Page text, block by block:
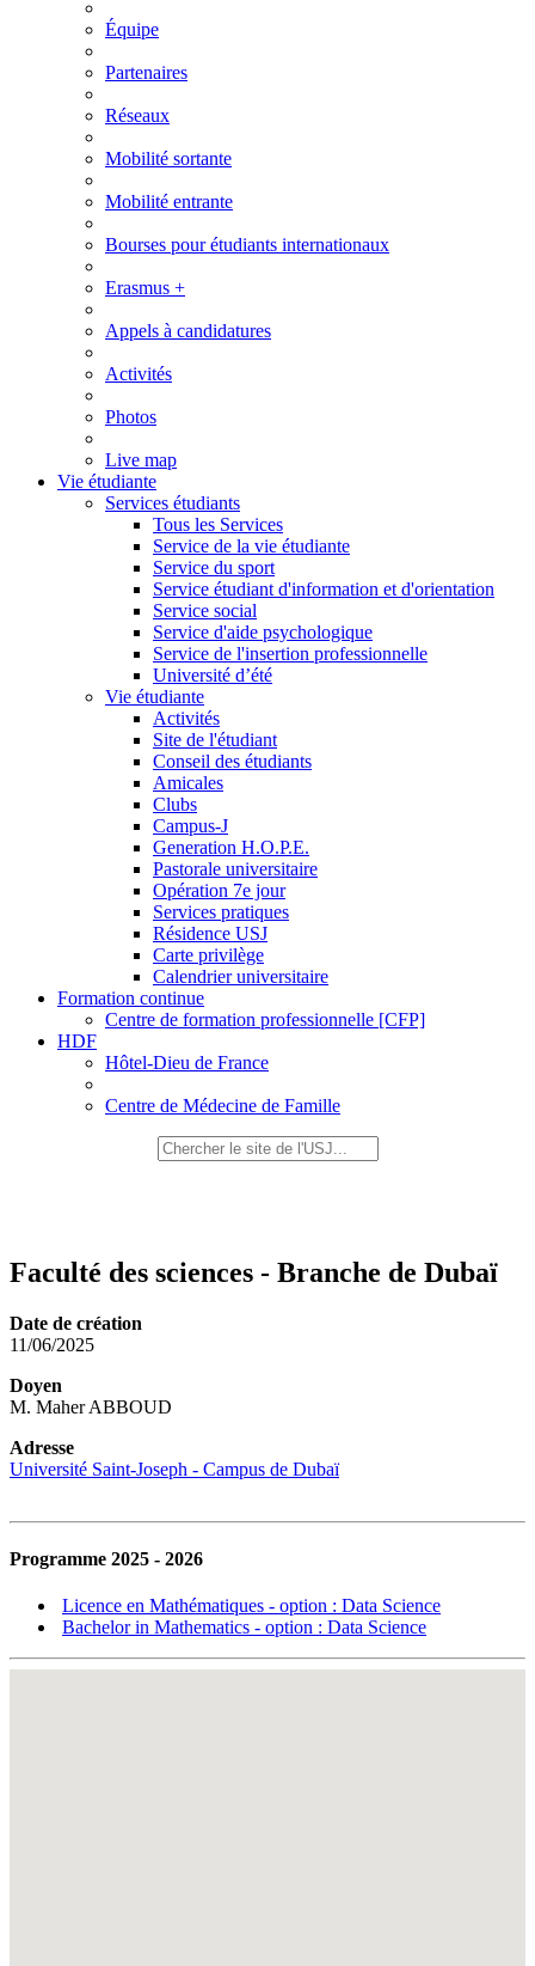
Équipe
Partenaires
Réseaux
Mobilité sortante
Mobilité entrante
Bourses pour étudiants internationaux
Erasmus +
Appels à candidatures
Activités
Photos
Live map
Vie étudiante
Services étudiants
Tous les Services
Service de la vie étudiante
Service du sport
Service étudiant d'information et d'orientation
Service social
Service d'aide psychologique
Service de l'insertion professionnelle
Université d’été
Vie étudiante
Activités
Site de l'étudiant
Conseil des étudiants
Amicales
Clubs
Campus-J
Generation H.O.P.E.
Pastorale universitaire
Opération 7e jour
Services pratiques
Résidence USJ
Carte privilège
Calendrier universitaire
Formation continue
Centre de formation professionnelle [CFP]
HDF
Hôtel-Dieu de France
Centre de Médecine de Famille
Faculté des sciences - Branche de Dubaï
Date de création
11/06/2025
Doyen
M. Maher ABBOUD
Adresse
Université Saint-Joseph - Campus de Dubaï
Programme 2025 - 2026
Licence en Mathématiques - option : Data Science
Bachelor in Mathematics - option : Data Science